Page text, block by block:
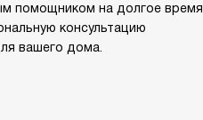
помощником на долгое время.
консультацию
вашего дома.